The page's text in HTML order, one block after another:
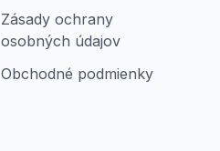
Zásady ochrany
osobných údajov
Obchodné podmienky